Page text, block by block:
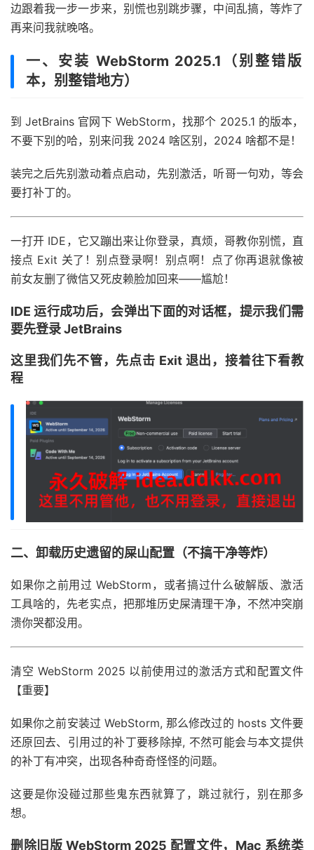
边跟着我一步一步来，别慌也别跳步骤，中间乱搞，等炸了
再来问我就晚咯。
一、安装 WebStorm 2025.1（别整错版
本，别整错地方）
到 JetBrains 官网下 WebStorm，找那个 2025.1 的版本，
不要下别的哈，别来问我 2024 啥区别，2024 啥都不是！
装完之后先别激动着点启动，先别激活，听哥一句劝，等会
要打补丁的。
一打开 IDE，它又蹦出来让你登录，真烦，哥教你别慌，直
接点 Exit 关了！别点登录啊！别点啊！点了你再退就像被
前女友删了微信又死皮赖脸加回来——尴尬！
IDE 运行成功后，会弹出下面的对话框，提示我们需
要先登录 JetBrains
这里我们先不管，先点击 Exit 退出，接着往下看教
程
二、卸载历史遗留的屎山配置（不搞干净等炸）
如果你之前用过 WebStorm，或者搞过什么破解版、激活
工具啥的，先老实点，把那堆历史屎清理干净，不然冲突崩
溃你哭都没用。
清空 WebStorm 2025 以前使用过的激活方式和配置文件
【重要】
如果你之前安装过 WebStorm, 那么修改过的 hosts 文件要
还原回去、引用过的补丁要移除掉, 不然可能会与本文提供
的补丁有冲突，出现各种奇奇怪怪的问题。
这要是你没碰过那些鬼东西就算了，跳过就行，别在那多
想。
删除旧版 WebStorm 2025 配置文件，Mac 系统类